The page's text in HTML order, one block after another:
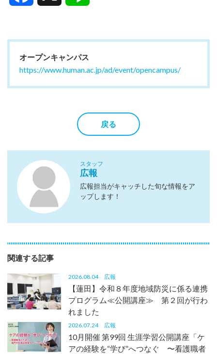
オープンキャンパス
https://www.human.ac.jp/ad/event/opencampus/
戻る
スタッフ
広報
広報担当がキャッチした旬な情報をア
ップします！
関連する記事
2026.08.04 広報
【蓮田】令和８年度地域防災に係る連携
プログラム≪公開講座≫ 第２回が行わ
れました
2026.07.24 広報
10月開催 第99回 生涯学習公開講座「ケ
アの経験を“学び”へつなぐ 〜看護職者